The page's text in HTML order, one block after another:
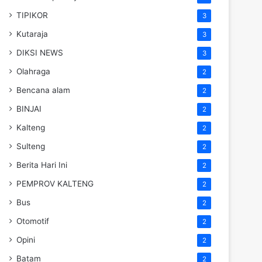
TIPIKOR 3
Kutaraja 3
DIKSI NEWS 3
Olahraga 2
Bencana alam 2
BINJAI 2
Kalteng 2
Sulteng 2
Berita Hari Ini 2
PEMPROV KALTENG 2
Bus 2
Otomotif 2
Opini 2
Batam 2